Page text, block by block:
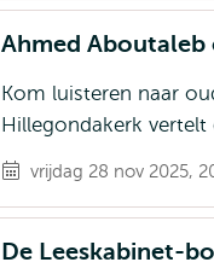
Ahmed Aboutaleb
Kom luisteren naar
Hillegondakerk vertelt
vrijdag 28 nov 2025,
De Leeskabinet-